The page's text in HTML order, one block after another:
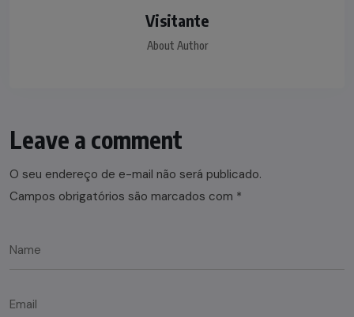
Visitante
About Author
Leave a comment
O seu endereço de e-mail não será publicado.
Campos obrigatórios são marcados com *